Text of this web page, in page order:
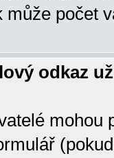
může počet
odkaz
mohou